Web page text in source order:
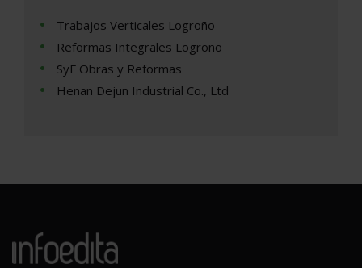
Trabajos Verticales Logroño
Reformas Integrales Logroño
SyF Obras y Reformas
Henan Dejun Industrial Co., Ltd